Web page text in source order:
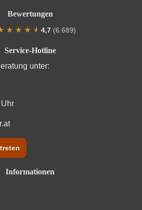
Service-Hotline
unter:
Uhr
Informationen
Bewertungen
★ ★ ★ ★
★ 4,7 (6.689)